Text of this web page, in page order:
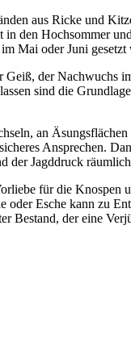
aus Ricke und
den Hochsommer
Mai oder Juni
der Nachwuchs
sind die
an
Ansprechen.
der Jagddruck
für die Knospen
Esche kann zu
Bestand, der eine